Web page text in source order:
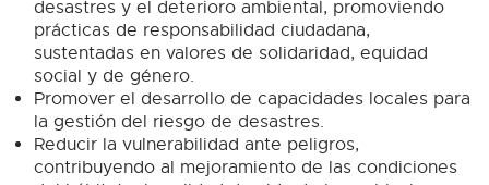
desastres y el deterioro ambiental, promoviendo
prácticas de responsabilidad ciudadana,
sustentadas en valores de solidaridad, equidad
social y de género.
Promover el desarrollo de capacidades locales para
la gestión del riesgo de desastres.
Reducir la vulnerabilidad ante peligros,
contribuyendo al mejoramiento de las condiciones